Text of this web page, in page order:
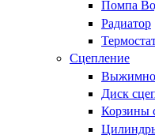
Помпа
Радиатор
Сцепление
Диск
Корзины